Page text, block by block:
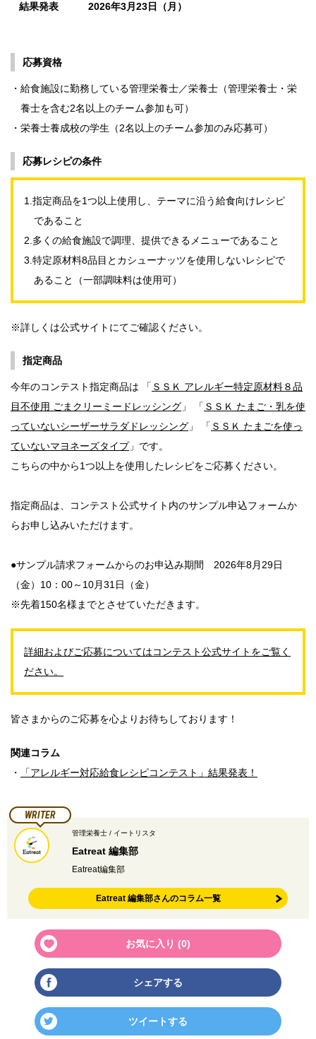
結果発表 2026年3月23日（月）
応募資格
・給食施設に勤務している管理栄養士／栄養士（管理栄養士・栄
養士を含む2名以上のチーム参加も可）
・栄養士養成校の学生（2名以上のチーム参加のみ応募可）
応募レシピの条件
1.指定商品を1つ以上使用し、テーマに沿う給食向けレシピ
であること
2.多くの給食施設で調理、提供できるメニューであること
3.特定原材料8品目とカシューナッツを使用しないレシピで
あること（一部調味料は使用可）
※詳しくは公式サイトにてご確認ください。
指定商品
今年のコンテスト指定商品は 「 ＳＳＫ アレルギー特定原材料８品
目不使用 ごまクリーミードレッシング 」 「 ＳＳＫ たまご・乳を使
っていないシーザーサラダドレッシング 」 「 ＳＳＫ たまごを使っ
ていないマヨネーズタイプ」です。
こちらの中から1つ以上を使用したレシピをご応募ください。
指定商品は、コンテスト公式サイト内のサンプル申込フォームか
らお申し込みいただけます。
●サンプル請求フォームからのお申込み期間 2026年8月29日
（金）10：00～10月31日（金）
※先着150名様までとさせていただきます。
詳細およびご応募についてはコンテスト公式サイトをご覧く
ださい。
皆さまからのご応募を心よりお待ちしております！
関連コラム
・
「アレルギー対応給食レシピコンテスト」結果発表！
WRITER
管理栄養士 / イートリスタ
Eatreat 編集部
Eatreat編集部
Eatreat 編集部さんのコラム一覧
お気に入り (0)
シェアする
ツイートする